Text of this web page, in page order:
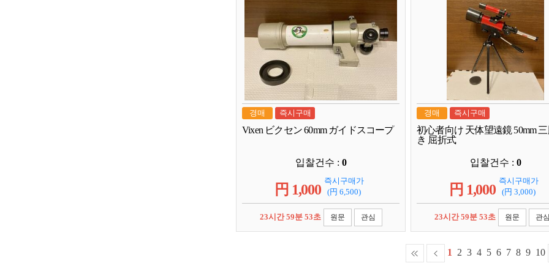
경매 즉시구매
Vixen ビクセン 60mm ガイドスコープ
입찰건수 : 0
円 1,000
즉시구매가
(円 6,500)
23시간 59분 52초 원문 관심
경매 즉시구매
初心者向け 天体望遠鏡 50mm
き 屈折式
입찰건수 : 0
円 1,000
즉시구매가
(円 3,000)
23시간 59분 52초 원문 관심
1 2 3 4 5 6 7 8 9 10